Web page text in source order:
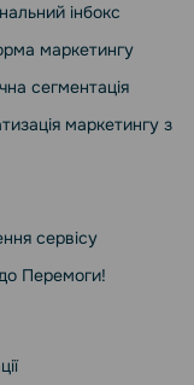
інбокс
маркетингу
сегментація
маркетингу з
сервісу
Перемоги!